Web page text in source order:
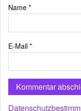
Name *
E-Mail *